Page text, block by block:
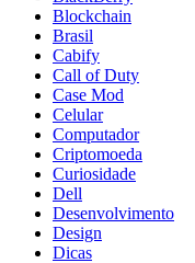
Blockchain
Brasil
Cabify
Call of Duty
Case Mod
Celular
Computador
Criptomoeda
Curiosidade
Dell
Desenvolvimento
Design
Dicas